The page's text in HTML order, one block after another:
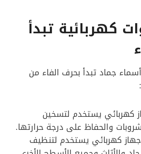
كهربائية تبدأ
جماد تبدأ بحرف الفاء من
كهربائي يستخدم لتسخين
والحفاظ على درجة حرارتها.
كهربائي يستخدم لتنظيف